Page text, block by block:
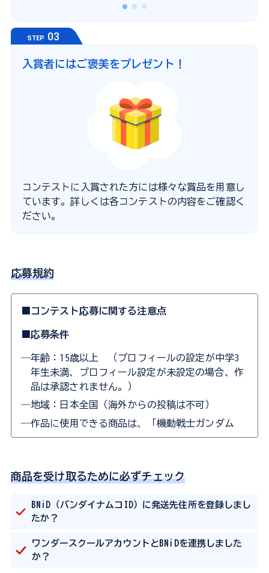
STEP 03
入賞者にはご褒美をプレゼント！
コンテストに入賞された方には様々な賞品を用意し
ています。詳しくは各コンテストの内容をご確認く
ださい。
応募規約
■コンテスト応募に関する注意点
■応募条件
―年齢：15歳以上 （プロフィールの設定が中学3
年生未満、プロフィール設定が未設定の場合、作
品は承認されません。）
―地域：日本全国（海外からの投稿は不可）
―作品に使用できる商品は、「機動戦士ガンダム
ガンダムモビルスーツアンサンブル」の第0弾・
■応募について
―コンテストの「応募条件」に該当した方のみ審査
の対象となります。
―応募の申し込み手続きは、保護者の方が行っても
商品を受け取るために必ずチェック
BNiD（バンダイナムコID）に発送先住所を登録しまし
たか？
ワンダースクールアカウントとBNiDを連携しました
か？